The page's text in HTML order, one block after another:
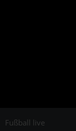
Fußball live